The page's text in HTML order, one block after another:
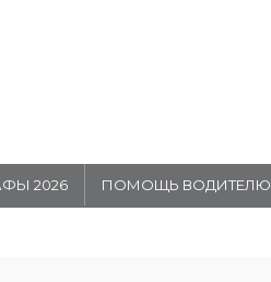
2026 ПОМОЩЬ ВОДИТЕЛЮ